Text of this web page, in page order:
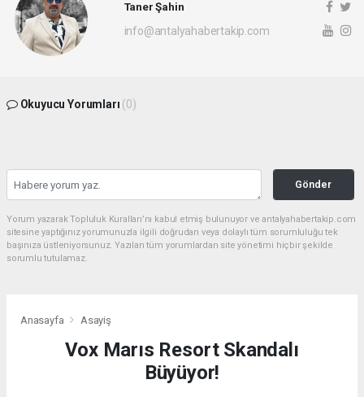
Taner Şahin
info@antalyahabertakip.com
Okuyucu Yorumları (0)
Gönder
Yorum yazarak Topluluk Kuralları’nı kabul etmiş bulunuyor ve antalyahabertakip.com
sitesine yaptığınız yorumunuzla ilgili doğrudan veya dolaylı tüm sorumluluğu tek
başınıza üstleniyorsunuz. Yazılan tüm yorumlardan site yönetimi hiçbir şekilde
sorumlu tutulamaz.
Anasayfa Asayiş
Vox Marıs Resort Skandalı
Büyüyor!